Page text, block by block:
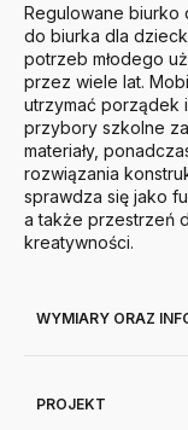
Regulowane biurko
do biurka dla
potrzeb młodego
przez wiele lat.
utrzymać porządek
przybory szkolne
materiały,
rozwiązania
sprawdza się jako
a także przestrzeń
kreatywności.
WYMIARY ORAZ
PROJEKT